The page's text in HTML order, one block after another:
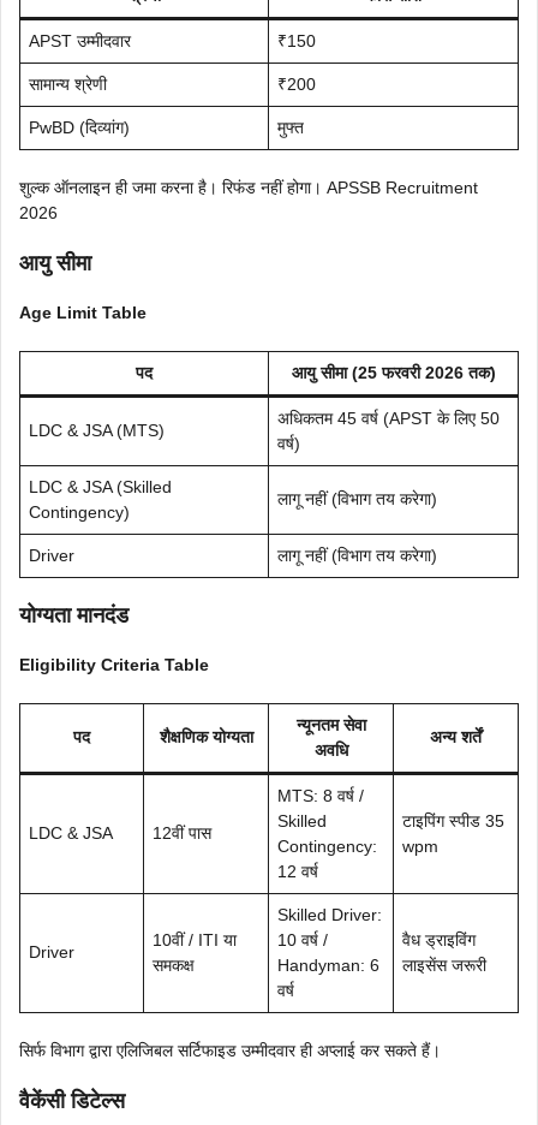
APST उम्मीदवार ₹150
सामान्य श्रेणी ₹200
PwBD (दिव्यांग) मुफ्त
शुल्क ऑनलाइन ही जमा करना है। रिफंड नहीं होगा। APSSB Recruitment
2026
आयु सीमा
Age Limit Table
पद आयु सीमा (25 फरवरी 2026 तक)
LDC & JSA (MTS)
अधिकतम 45 वर्ष (APST के लिए 50
वर्ष)
LDC & JSA (Skilled
Contingency)
लागू नहीं (विभाग तय करेगा)
Driver लागू नहीं (विभाग तय करेगा)
योग्यता मानदंड
Eligibility Criteria Table
पद शैक्षणिक योग्यता
न्यूनतम सेवा
अवधि
अन्य शर्तें
LDC & JSA 12वीं पास
MTS: 8 वर्ष /
Skilled
Contingency:
12 वर्ष
टाइपिंग स्पीड 35
wpm
Driver
10वीं / ITI या
समकक्ष
Skilled Driver:
10 वर्ष /
Handyman: 6
वर्ष
वैध ड्राइविंग
लाइसेंस जरूरी
सिर्फ विभाग द्वारा एलिजिबल सर्टिफाइड उम्मीदवार ही अप्लाई कर सकते हैं।
वैकेंसी डिटेल्स